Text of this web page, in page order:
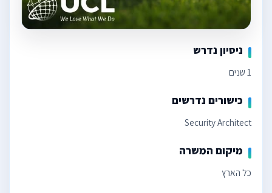
ניסיון נדרש
1 שנים
כישורים נדרשים
Security Architect
מיקום המשרה
כל הארץ